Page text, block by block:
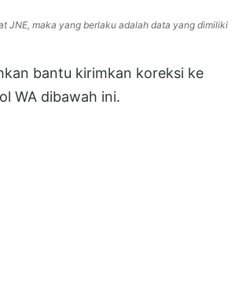
JNE, maka yang berlaku adalah data yang dimiliki
bantu kirimkan koreksi ke
WA dibawah ini.